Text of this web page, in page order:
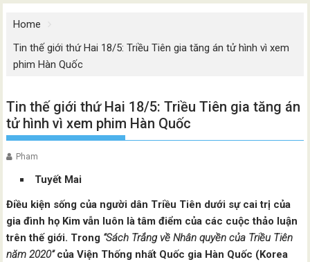
Home
Tin thế giới thứ Hai 18/5: Triều Tiên gia tăng án tử hình vì xem
phim Hàn Quốc
Tin thế giới thứ Hai 18/5: Triều Tiên gia tăng án
tử hình vì xem phim Hàn Quốc
Pham
Tuyết Mai
Điều kiện sống của người dân Triều Tiên dưới sự cai trị của
gia đình họ Kim vẫn luôn là tâm điểm của các cuộc thảo luận
trên thế giới. Trong “Sách Trắng về Nhân quyền của Triều Tiên
năm 2020”của Viện Thống nhất Quốc gia Hàn Quốc (Korea